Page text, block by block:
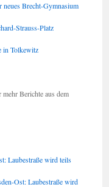
Brecht-Gymnasium
Strauss-Platz
in Tolkewitz
Berichte aus dem
Laubestraße wird teils
Ost: Laubestraße wird